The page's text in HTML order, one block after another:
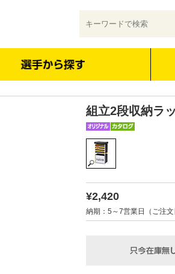
組立2段収納ラ
¥2,420
納期：5～7営業日（ご注